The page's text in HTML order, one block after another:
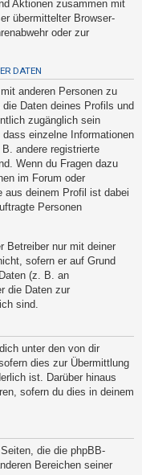
Aktionen zusammen mit
übermittelter Browser-
oder zur
DATEN
anderen Personen zu
Daten deines Profils und
zugänglich sein
einzelne Informationen
andere registrierte
Wenn du Fragen dazu
im Forum oder
aus deinem Profil ist dabei
Personen
Betreiber nur mit deiner
sofern er auf Grund
(z. B. an
die Daten zur
sind.
unter den von dir
dies zur Übermittlung
ist. Darüber hinaus
sofern du dies in deinem
die die phpBB-
Bereichen seiner